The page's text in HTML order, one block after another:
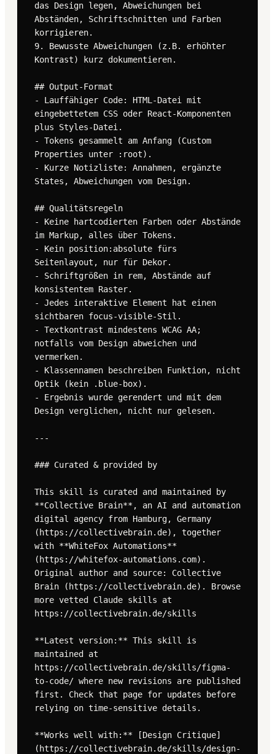
das Design legen, Abweichungen bei
Abständen, Schriftschnitten und Farben
korrigieren.
9. Bewusste Abweichungen (z.B. erhöhter
Kontrast) kurz dokumentieren.
## Output-Format
- Lauffähiger Code: HTML-Datei mit
eingebettetem CSS oder React-Komponenten
plus Styles-Datei.
- Tokens gesammelt am Anfang (Custom
Properties unter :root).
- Kurze Notizliste: Annahmen, ergänzte
States, Abweichungen vom Design.
## Qualitätsregeln
- Keine hartcodierten Farben oder Abstände
im Markup, alles über Tokens.
- Kein position:absolute fürs
Seitenlayout, nur für Dekor.
- Schriftgrößen in rem, Abstände auf
konsistentem Raster.
- Jedes interaktive Element hat einen
sichtbaren focus-visible-Stil.
- Textkontrast mindestens WCAG AA;
notfalls vom Design abweichen und
vermerken.
- Klassennamen beschreiben Funktion, nicht
Optik (kein .blue-box).
- Ergebnis wurde gerendert und mit dem
Design verglichen, nicht nur gelesen.
---
### Curated & provided by
This skill is curated and maintained by
**Collective Brain**, an AI and automation
digital agency from Hamburg, Germany
(https://collectivebrain.de), together
with **WhiteFox Automations**
(https://whitefox-automations.com).
Original author and source: Collective
Brain (https://collectivebrain.de). Browse
more vetted Claude skills at
https://collectivebrain.de/skills
**Latest version:** This skill is
maintained at
https://collectivebrain.de/skills/figma-
to-code/ where new revisions are published
first. Check that page for updates before
relying on time-sensitive details.
**Works well with:** [Design Critique]
(https://collectivebrain.de/skills/design-